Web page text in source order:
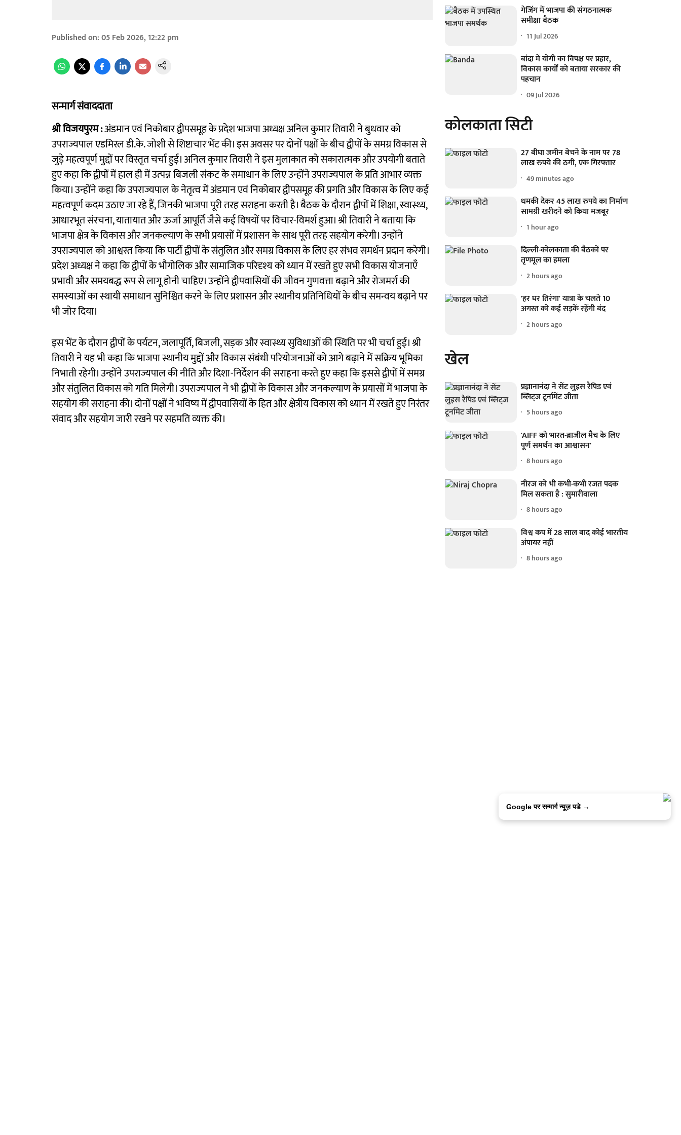
Published on:05 Feb 2026, 12:22 pm
सन्मार्ग संवाददाता
श्री विजयपुरम :अंडमान एवं निकोबार द्वीपसमूह के प्रदेश भाजपा अध्यक्ष अनिल कुमार तिवारी ने बुधवार को
उपराज्यपाल एडमिरल डी.के. जोशी से शिष्टाचार भेंट की। इस अवसर पर दोनों पक्षों के बीच द्वीपों के समग्र विकास से
जुड़े महत्वपूर्ण मुद्दों पर विस्तृत चर्चा हुई। अनिल कुमार तिवारी ने इस मुलाकात को सकारात्मक और उपयोगी बताते
हुए कहा कि द्वीपों में हाल ही में उत्पन्न बिजली संकट के समाधान के लिए उन्होंने उपराज्यपाल के प्रति आभार व्यक्त
किया। उन्होंने कहा कि उपराज्यपाल के नेतृत्व में अंडमान एवं निकोबार द्वीपसमूह की प्रगति और विकास के लिए कई
महत्वपूर्ण कदम उठाए जा रहे हैं, जिनकी भाजपा पूरी तरह सराहना करती है। बैठक के दौरान द्वीपों में शिक्षा, स्वास्थ्य,
आधारभूत संरचना, यातायात और ऊर्जा आपूर्ति जैसे कई विषयों पर विचार-विमर्श हुआ। श्री तिवारी ने बताया कि
भाजपा क्षेत्र के विकास और जनकल्याण के सभी प्रयासों में प्रशासन के साथ पूरी तरह सहयोग करेगी। उन्होंने
उपराज्यपाल को आश्वस्त किया कि पार्टी द्वीपों के संतुलित और समग्र विकास के लिए हर संभव समर्थन प्रदान करेगी।
प्रदेश अध्यक्ष ने कहा कि द्वीपों के भौगोलिक और सामाजिक परिदृश्य को ध्यान में रखते हुए सभी विकास योजनाएँ
प्रभावी और समयबद्ध रूप से लागू होनी चाहिए। उन्होंने द्वीपवासियों की जीवन गुणवत्ता बढ़ाने और रोजमर्रा की
समस्याओं का स्थायी समाधान सुनिश्चित करने के लिए प्रशासन और स्थानीय प्रतिनिधियों के बीच समन्वय बढ़ाने पर
भी जोर दिया।
इस भेंट के दौरान द्वीपों के पर्यटन, जलापूर्ति, बिजली, सड़क और स्वास्थ्य सुविधाओं की स्थिति पर भी चर्चा हुई। श्री
तिवारी ने यह भी कहा कि भाजपा स्थानीय मुद्दों और विकास संबंधी परियोजनाओं को आगे बढ़ाने में सक्रिय भूमिका
निभाती रहेगी। उन्होंने उपराज्यपाल की नीति और दिशा-निर्देशन की सराहना करते हुए कहा कि इससे द्वीपों में समग्र
और संतुलित विकास को गति मिलेगी। उपराज्यपाल ने भी द्वीपों के विकास और जनकल्याण के प्रयासों में भाजपा के
सहयोग की सराहना की। दोनों पक्षों ने भविष्य में द्वीपवासियों के हित और क्षेत्रीय विकास को ध्यान में रखते हुए निरंतर
संवाद और सहयोग जारी रखने पर सहमति व्यक्त की।
गेजिंग में भाजपा की संगठनात्मक
समीक्षा बैठक
11 Jul 2026
बांदा में योगी का विपक्ष पर प्रहार,
विकास कार्यों को बताया सरकार की
पहचान
09 Jul 2026
कोलकाता सिटी
27 बीघा जमीन बेचने के नाम पर 78
लाख रुपये की ठगी, एक गिरफ्तार
49 minutes ago
धमकी देकर 45 लाख रुपये का निर्माण
सामग्री खरीदने को किया मजबूर
1 hour ago
दिल्ली-कोलकाता की बैठकों पर
तृणमूल का हमला
2 hours ago
'हर घर तिरंगा' यात्रा के चलते 10
अगस्त को कई सड़कें रहेंगी बंद
2 hours ago
खेल
प्रज्ञानानंदा ने सेंट लुइस रैपिड एवं
ब्लिट्ज टूर्नामेंट जीता
5 hours ago
'AIFF को भारत-ब्राजील मैच के लिए
पूर्ण समर्थन का आश्वासन'
8 hours ago
नीरज को भी कभी-कभी रजत पदक
मिल सकता है : सुमारीवाला
8 hours ago
विश्व कप में 28 साल बाद कोई भारतीय
अंपायर नहीं
8 hours ago
Google पर सन्मार्ग न्यूज़ पडे →